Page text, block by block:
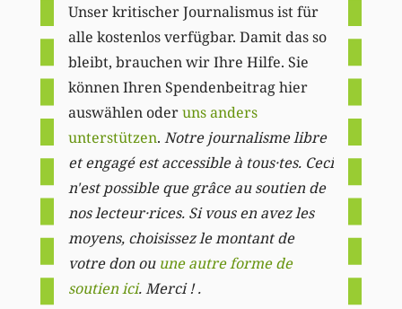
Unser kritischer Journalismus ist für
alle kostenlos verfügbar. Damit das so
bleibt, brauchen wir Ihre Hilfe. Sie
können Ihren Spendenbeitrag hier
auswählen oderuns anders
unterstützen. Notre journalisme libre
et engagé est accessible à tous·tes. Ceci
n'est possible que grâce au soutien de
nos lecteur·rices. Si vous en avez les
moyens, choisissez le montant de
votre don ou une autre forme de
soutien ici. Merci ! .